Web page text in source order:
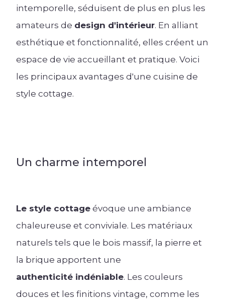
Découvrez l'univers de l'aménagement
d'intérieur
Aménagement
Quoi de neuf en matière de couleurs pour
votre nouvelle cuisine sur mesure?
En savoir +
intemporelle, séduisent de plus en plus les
amateurs de design d'intérieur. En alliant
esthétique et fonctionnalité, elles créent un
espace de vie accueillant et pratique. Voici
les principaux avantages d'une cuisine de
style cottage.
Un charme intemporel
Le style cottage évoque une ambiance
chaleureuse et conviviale. Les matériaux
naturels tels que le bois massif, la pierre et
la brique apportent une
authenticité indéniable. Les couleurs
douces et les finitions vintage, comme les